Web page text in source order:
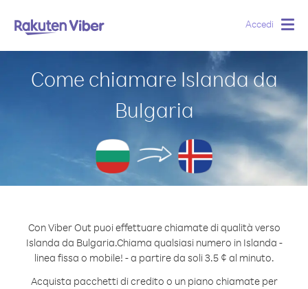
Accedi
Come chiamare Islanda da
Bulgaria
Con Viber Out puoi effettuare chiamate di qualità verso
Islanda da Bulgaria.Chiama qualsiasi numero in Islanda -
linea fissa o mobile! - a partire da soli 3.5 ¢ al minuto.
Acquista pacchetti di credito o un piano chiamate per